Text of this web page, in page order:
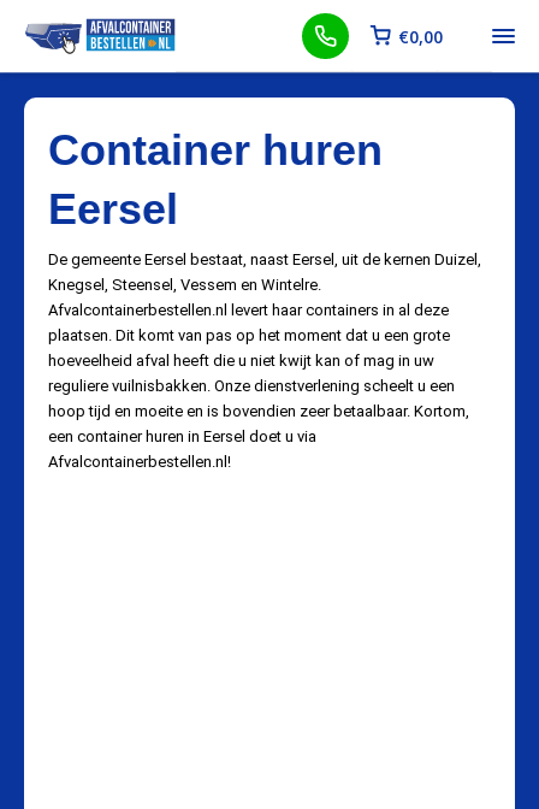
€0,00
Container huren
Eersel
De gemeente Eersel bestaat, naast Eersel, uit de kernen Duizel,
Knegsel, Steensel, Vessem en Wintelre.
Afvalcontainerbestellen.nl levert haar containers in al deze
plaatsen. Dit komt van pas op het moment dat u een grote
hoeveelheid afval heeft die u niet kwijt kan of mag in uw
reguliere vuilnisbakken. Onze dienstverlening scheelt u een
hoop tijd en moeite en is bovendien zeer betaalbaar. Kortom,
een container huren in Eersel doet u via
Afvalcontainerbestellen.nl!